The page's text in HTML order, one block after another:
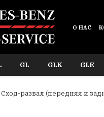
О НАС
GL GLK GLE
Сход-развал (передняя и